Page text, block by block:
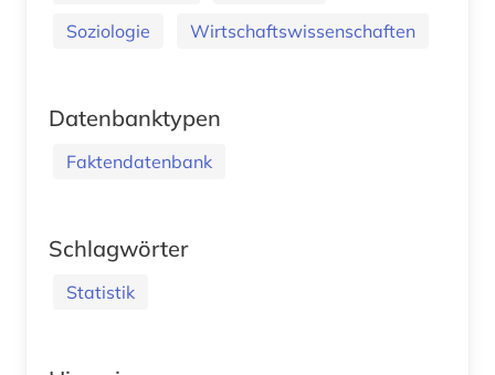
Soziologie
Wirtschaftswissenschaften
Datenbanktypen
Faktendatenbank
Schlagwörter
Statistik